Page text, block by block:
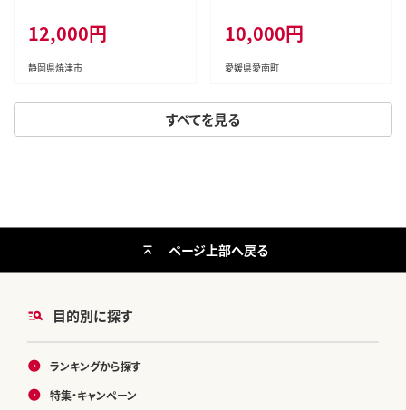
すべてを見る
12,000円
静岡県焼津市
ク 新鮮 鮮魚 天然 鰹 四国一 水
揚げ タタキ 冷凍 大容量 ふるさ
と納税魚 ふるさと納税人気 ふる
納税 10000円 ふるさと納税冷凍
刺し身 骨なし たたき カツオ わ
10,000円
愛媛県愛南町
目的別に探す
ランキングから探す
特集・キャンペーン
ページ上部へ戻る